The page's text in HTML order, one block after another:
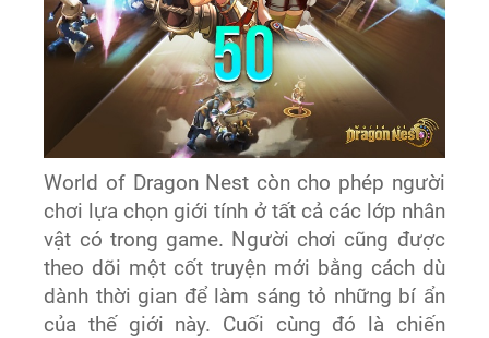
World of Dragon Nest còn cho phép người
chơi lựa chọn giới tính ở tất cả các lớp nhân
vật có trong game. Người chơi cũng được
theo dõi một cốt truyện mới bằng cách dù
dành thời gian để làm sáng tỏ những bí ẩn
của thế giới này. Cuối cùng đó là chiến